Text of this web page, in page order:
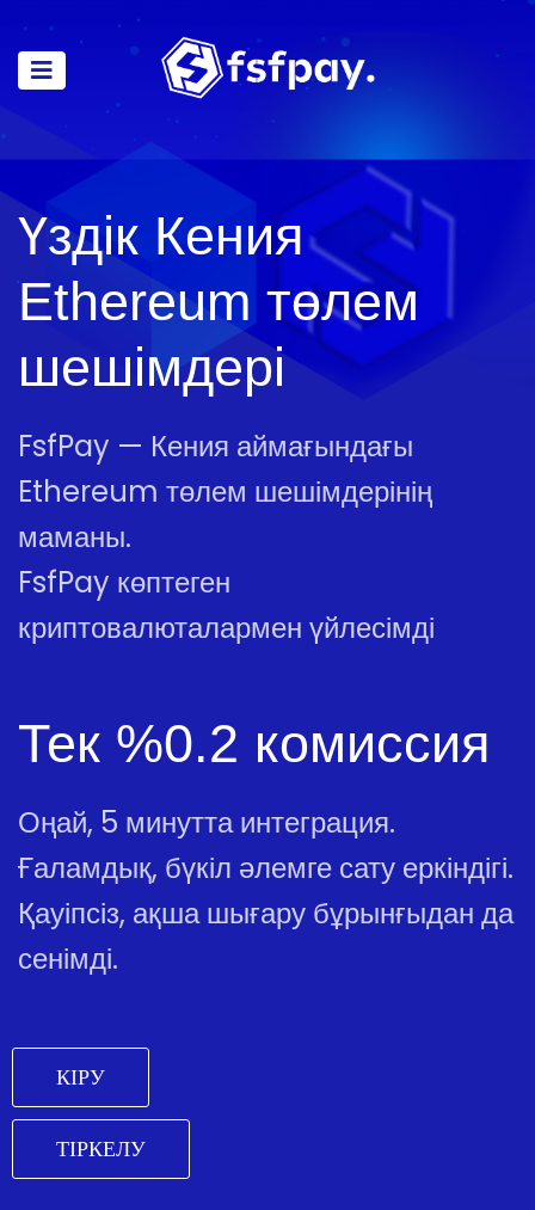
Үздік Кения
Ethereum төлем
шешімдері
FsfPay — Кения аймағындағы
Ethereum төлем шешімдерінің
маманы.
FsfPay көптеген
криптовалюталармен үйлесімді
Тек %0.2 комиссия
Оңай, 5 минутта интеграция.
Ғаламдық, бүкіл әлемге сату еркіндігі.
Қауіпсіз, ақша шығару бұрынғыдан да
сенімді.
КІРУ
ТІРКЕЛУ